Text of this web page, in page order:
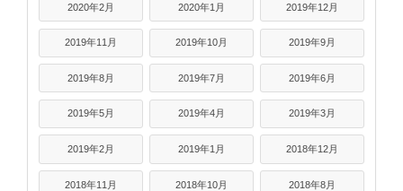
2020年2月 2020年1月 2019年12月
2019年11月 2019年10月 2019年9月
2019年8月 2019年7月 2019年6月
2019年5月 2019年4月 2019年3月
2019年2月 2019年1月 2018年12月
2018年11月 2018年10月 2018年8月